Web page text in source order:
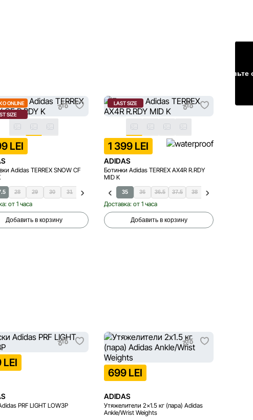
ONLINE
SIZE
LEI
Adidas TERREX SNOW CF
28 29 30 31 33.5 34 35 35.5 36 36.5
от 1 часа
Добавить в корзину
LAST SIZE
1 399 LEI
ADIDAS
Ботинки Adidas TERREX AX4R R.RDY
MID K
35 36 36.5 37.5 38 38.5
Доставка: от 1 часа
Добавить в корзину
PRF LIGHT LOW3P
699 LEI
ADIDAS
Утяжелители 2x1.5 кг (пара) Adidas
Ankle/Wrist Weights
Оставьте